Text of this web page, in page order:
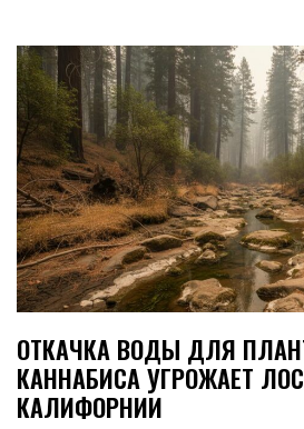
ОТКАЧКА ВОДЫ ДЛЯ
КАННАБИСА УГРОЖАЕТ
КАЛИФОРНИИ